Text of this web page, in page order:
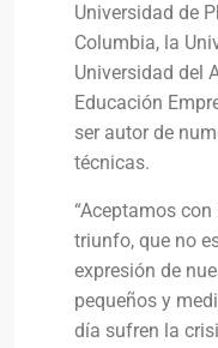
Universidad de
Columbia, la
Universidad del
Educación
ser autor de
técnicas.
“Aceptamos
triunfo, que no
expresión de
pequeños y
día sufren la